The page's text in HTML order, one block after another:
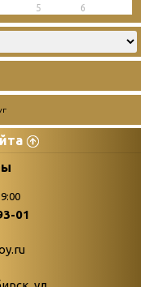
5 6
поступлений
Война. Народ.
01